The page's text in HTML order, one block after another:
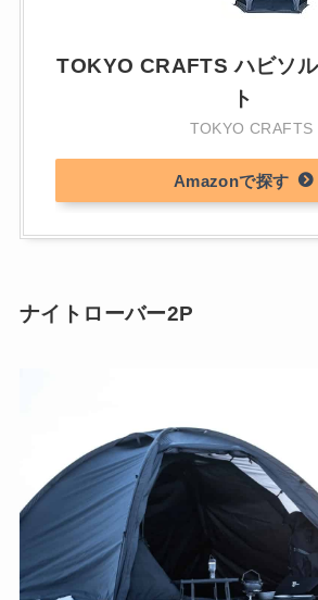
TOKYO CRAFTS ハビソ
ト
TOKYO CRAFTS
Amazon
ナイトローバー2P